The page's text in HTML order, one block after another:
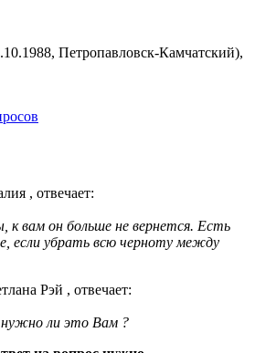
Петропавловск-Камчатский),
, отвечает:
вам он больше не вернется. Есть
если убрать всю черноту между
Рэй , отвечает:
ли это Вам ?